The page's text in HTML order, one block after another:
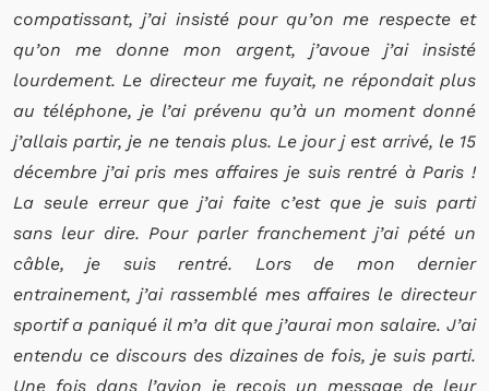
compatissant, j’ai insisté pour qu’on me respecte et
qu’on me donne mon argent, j’avoue j’ai insisté
lourdement. Le directeur me fuyait, ne répondait plus
au téléphone, je l’ai prévenu qu’à un moment donné
j’allais partir, je ne tenais plus. Le jour j est arrivé, le 15
décembre j’ai pris mes affaires je suis rentré à Paris !
La seule erreur que j’ai faite c’est que je suis parti
sans leur dire. Pour parler franchement j’ai pété un
câble, je suis rentré. Lors de mon dernier
entrainement, j’ai rassemblé mes affaires le directeur
sportif a paniqué il m’a dit que j’aurai mon salaire. J’ai
entendu ce discours des dizaines de fois, je suis parti.
Une fois dans l’avion je reçois un message de leur